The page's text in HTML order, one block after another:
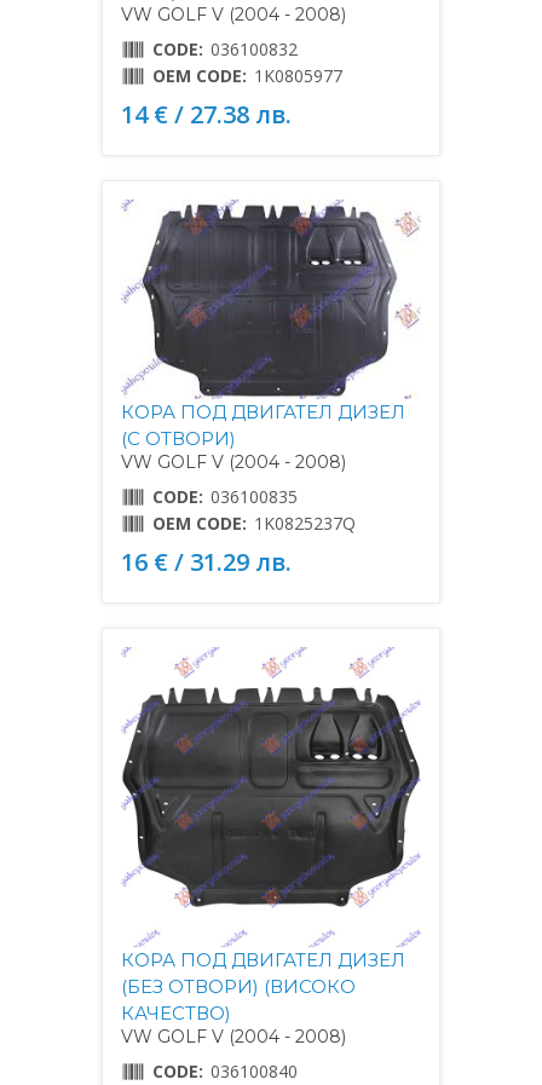
VW GOLF V (2004 - 2008)
CODE: 036100832
OEM CODE: 1K0805977
14 € / 27.38 лв.
КОРА ПОД ДВИГАТЕЛ ДИЗЕЛ
(С ОТВОРИ)
VW GOLF V (2004 - 2008)
CODE: 036100835
OEM CODE: 1K0825237Q
16 € / 31.29 лв.
КОРА ПОД ДВИГАТЕЛ ДИЗЕЛ
(БЕЗ ОТВОРИ) (ВИСОКО
КАЧЕСТВО)
VW GOLF V (2004 - 2008)
CODE: 036100840